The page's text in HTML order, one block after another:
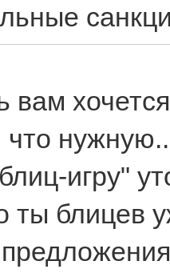
вам
что
игру"
ты блицев